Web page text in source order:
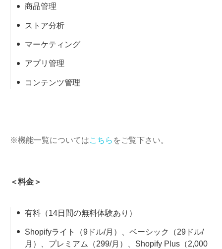
商品管理
ストア分析
マーケティング
アプリ管理
コンテンツ管理
※機能一覧についてはこちら をご覧下さい。
＜料金＞
有料（14日間の無料体験あり）
Shopifyライト（9ドル/月）、ベーシック（29ドル/
月）、プレミアム（299/月）、Shopify Plus（2,000